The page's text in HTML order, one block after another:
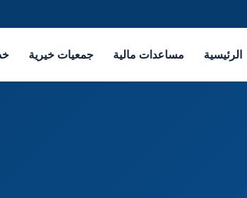
الرئيسية مساعدات مالية جمعيات خيرية